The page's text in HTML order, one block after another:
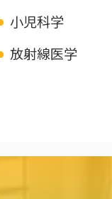
小児科学
放射線医学